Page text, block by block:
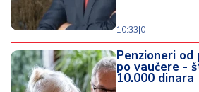
10:33|0
Penzioneri od
po vaučere -
10.000 dinara